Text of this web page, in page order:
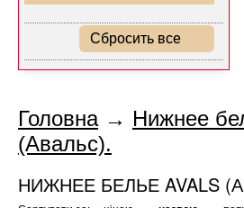
Сбросить все
Головна→ Нижнее
(Авальс).
НИЖНЕЕ БЕЛЬЕ AVALS